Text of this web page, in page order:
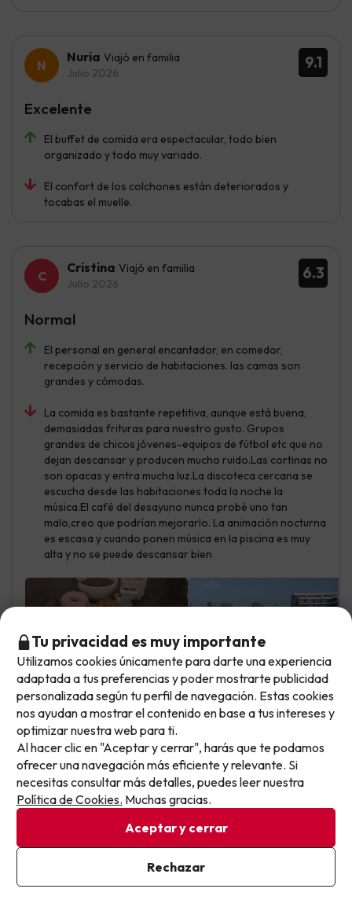
9.1
Nuria Viajó en familia
Julio 2026
El buffet de comida era espectacular, todo bien
organizado y todo muy variado.
El confort de los colchones están deteriorados y
tocabas el muelle.
Excelente
6.3
Cristina Viajó en familia
Julio 2026
El personal en general encantador, en comedor,
recepción y servicio de habitaciones. las camas son
grandes y cómodas.
La comida es bastante repetitiva, aunque está buena,
demasiadas frituras para nuestro gusto. Grupos
grandes de chicos jóvenes-equipos de fútbol etc que no
dejan descansar y producen mucho ruido.Las cortinas no
son opacas y entra mucha luz.La discoteca cercana se
escucha desde las habitaciones toda la noche la
música.El café del desayuno nunca probé uno tan
malo,creo que podrían mejorarlo. La animación nocturna
es escasa y cuando ponen música en la piscina es muy
alta y no se puede descansar bien
Normal
8
Izaskoon Viajó en pareja
Julio 2026
Ubicación, precio, habitaciones limpias, hotel muy
Animacion, en las comidas cobran 1,5€ por el agua y
además acogen a excursiones numerosas de menores y
Muy bien
No llegas tarde: llegas al siguiente.
Este chollo ya ha caducado, pero cada día lanzamos
nuevas oportunidades para viajar mejor y pagar
menos.
Apúntate y que el próximo no se te escape.
Pon tu mejor e-mail
Ya estoy suscrito
Al suscribirte, confirmas haber leído y estar de acuerdo con la
Tu privacidad es muy importante
Utilizamos cookies únicamente para darte una experiencia
adaptada a tus preferencias y poder mostrarte publicidad
personalizada según tu perfil de navegación. Estas cookies
nos ayudan a mostrar el contenido en base a tus intereses y
optimizar nuestra web para ti.
Al hacer clic en "Aceptar y cerrar", harás que te podamos
ofrecer una navegación más eficiente y relevante. Si
necesitas consultar más detalles, puedes leer nuestra
Política de Cookies. Muchas gracias.
Aceptar y cerrar
Rechazar